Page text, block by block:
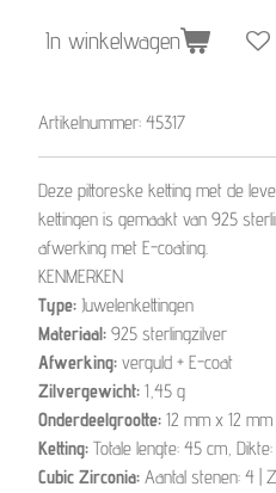
In winkelwagen
Artikelnummer: 45317
Deze pittoreske ketting met de
kettingen is gemaakt van 925
afwerking met E-coating.
KENMERKEN
Type: Juwelenkettingen
Materiaal: 925 sterlingzilver
Afwerking: verguld + E-coat
Zilvergewicht: 1,45 g
Onderdeelgrootte: 12 mm x 12 mm
Ketting: Totale lengte: 45 cm,
Cubic Zirconia: Aantal stenen: 4 |